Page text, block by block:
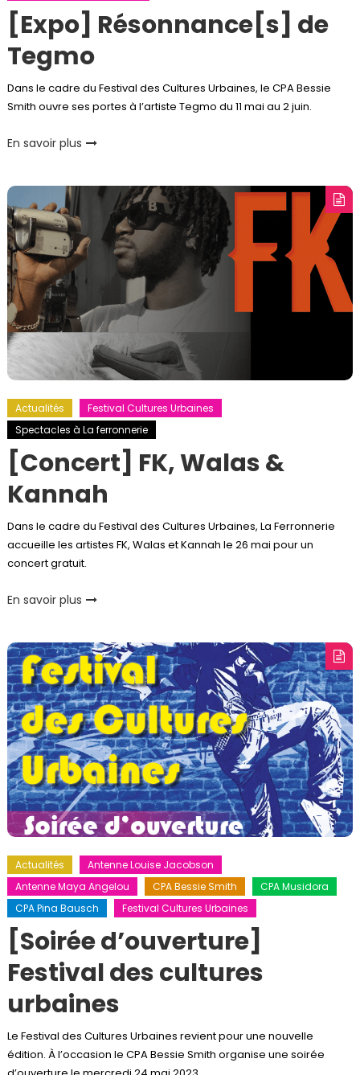
[Expo] Résonnance[s] de
Tegmo
Dans le cadre du Festival des Cultures Urbaines, le CPA Bessie
Smith ouvre ses portes à l’artiste Tegmo du 11 mai au 2 juin.
En savoir plus
Actualités
Festival Cultures Urbaines
Spectacles à La ferronnerie
[Concert] FK, Walas &
Kannah
Dans le cadre du Festival des Cultures Urbaines, La Ferronnerie
accueille les artistes FK, Walas et Kannah le 26 mai pour un
concert gratuit.
En savoir plus
Actualités
Antenne Louise Jacobson
Antenne Maya Angelou
CPA Bessie Smith
CPA Musidora
CPA Pina Bausch
Festival Cultures Urbaines
[Soirée d’ouverture]
Festival des cultures
urbaines
Le Festival des Cultures Urbaines revient pour une nouvelle
édition. À l’occasion le CPA Bessie Smith organise une soirée